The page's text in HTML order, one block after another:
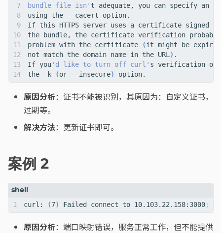
7
8
9
10
14
bundle file isn'
problem with the certificate
(
not match the domain name in the URL )
If you'd like to turn off curl'
the -k
(or --insecure)
原因分析：证书不能被识别，其原因为：自定义证书，
过期等。
解决方法：更新证书即可。
案例 2
curl: (7) Failed connect to 10.103.22.158:3000;
原因分析：端口映射错误，服务正常工作，但不能提供